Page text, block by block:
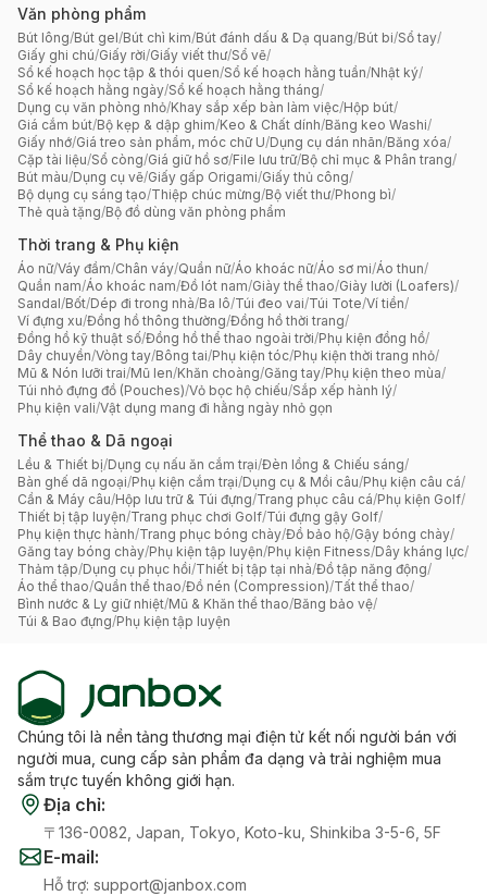
Văn phòng phẩm
Bút lông/Bút gel/Bút chì kim/Bút đánh dấu & Dạ quang/Bút bi/Sổ tay/
Giấy ghi chú/Giấy rời/Giấy viết thư/Sổ vẽ/
Sổ kế hoạch học tập & thói quen/Sổ kế hoạch hằng tuần/Nhật ký/
Sổ kế hoạch hằng ngày/Sổ kế hoạch hằng tháng/
Dụng cụ văn phòng nhỏ/Khay sắp xếp bàn làm việc/Hộp bút/
Giá cắm bút/Bộ kẹp & dập ghim/Keo & Chất dính/Băng keo Washi/
Giấy nhớ/Giá treo sản phẩm, móc chữ U/Dụng cụ dán nhãn/Băng xóa/
Cặp tài liệu/Sổ còng/Giá giữ hồ sơ/File lưu trữ/Bộ chỉ mục & Phân trang/
Bút màu/Dụng cụ vẽ/Giấy gấp Origami/Giấy thủ công/
Bộ dụng cụ sáng tạo/Thiệp chúc mừng/Bộ viết thư/Phong bì/
Thẻ quà tặng/Bộ đồ dùng văn phòng phẩm
Thời trang & Phụ kiện
Áo nữ/Váy đầm/Chân váy/Quần nữ/Áo khoác nữ/Áo sơ mi/Áo thun/
Quần nam/Áo khoác nam/Đồ lót nam/Giày thể thao/Giày lười (Loafers)/
Sandal/Bốt/Dép đi trong nhà/Ba lô/Túi đeo vai/Túi Tote/Ví tiền/
Ví đựng xu/Đồng hồ thông thường/Đồng hồ thời trang/
Đồng hồ kỹ thuật số/Đồng hồ thể thao ngoài trời/Phụ kiện đồng hồ/
Dây chuyền/Vòng tay/Bông tai/Phụ kiện tóc/Phụ kiện thời trang nhỏ/
Mũ & Nón lưỡi trai/Mũ len/Khăn choàng/Găng tay/Phụ kiện theo mùa/
Túi nhỏ đựng đồ (Pouches)/Vỏ bọc hộ chiếu/Sắp xếp hành lý/
Phụ kiện vali/Vật dụng mang đi hằng ngày nhỏ gọn
Thể thao & Dã ngoại
Lều & Thiết bị/Dụng cụ nấu ăn cắm trại/Đèn lồng & Chiếu sáng/
Bàn ghế dã ngoại/Phụ kiện cắm trại/Dụng cụ & Mồi câu/Phụ kiện câu cá/
Cần & Máy câu/Hộp lưu trữ & Túi đựng/Trang phục câu cá/Phụ kiện Golf/
Thiết bị tập luyện/Trang phục chơi Golf/Túi đựng gậy Golf/
Phụ kiện thực hành/Trang phục bóng chày/Đồ bảo hộ/Gậy bóng chày/
Găng tay bóng chày/Phụ kiện tập luyện/Phụ kiện Fitness/Dây kháng lực/
Thảm tập/Dụng cụ phục hồi/Thiết bị tập tại nhà/Đồ tập năng động/
Áo thể thao/Quần thể thao/Đồ nén (Compression)/Tất thể thao/
Bình nước & Ly giữ nhiệt/Mũ & Khăn thể thao/Băng bảo vệ/
Túi & Bao đựng/Phụ kiện tập luyện
Chúng tôi là nền tảng thương mại điện tử kết nối người bán với
người mua, cung cấp sản phẩm đa dạng và trải nghiệm mua
sắm trực tuyến không giới hạn.
Địa chỉ:
〒136-0082, Japan, Tokyo, Koto-ku, Shinkiba 3-5-6, 5F
E-mail:
Hỗ trợ: support@janbox.com